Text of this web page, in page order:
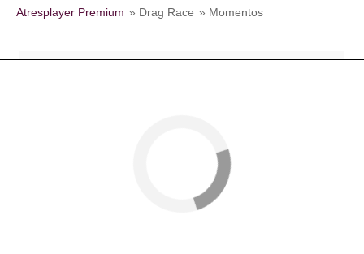
Atresplayer Premium » Drag Race » Momentos